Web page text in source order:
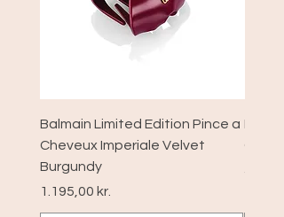
Balmain Limited Edition Pince a
Cheveux Imperiale Velvet
Burgundy
Pris
1.195,00 kr.
Pris
589,00